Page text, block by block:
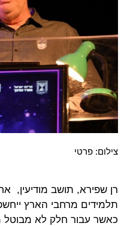
צילום: פרטי
תלמידים מרחבי הארץ
כאשר עבור חלק לא מבוטל